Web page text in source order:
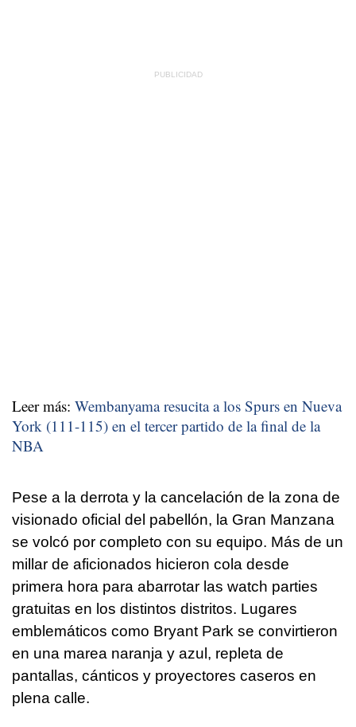
Leer más: Wembanyama resucita a los Spurs en Nueva
York (111-115) en el tercer partido de la final de la
NBA
Pese a la derrota y la cancelación de la zona de
visionado oficial del pabellón, la Gran Manzana
se volcó por completo con su equipo. Más de un
millar de aficionados hicieron cola desde
primera hora para abarrotar las watch parties
gratuitas en los distintos distritos. Lugares
emblemáticos como Bryant Park se convirtieron
en una marea naranja y azul, repleta de
pantallas, cánticos y proyectores caseros en
plena calle.